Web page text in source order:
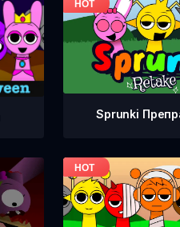
Sprunki